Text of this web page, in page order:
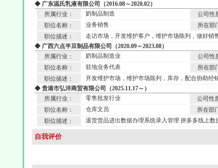
◆ 广东温氏乳液有限公司（2016.08～2020.02）
所属行业：
奶制品制造
公司性
职位名称：
业务销售
所在部
职位描述：
走访市场，开发维护客户，维护市场陈列，做好销
◆ 广西六点半豆制品有限公司（2020.09～2023.08）
所属行业：
奶制品制造业
公司性
职位名称：
驻地业务代表
所在部
职位描述：
开发维护市场，维护市场陈列，库存，配合协助经
◆ 贵港市弘洋商贸有限公司（2025.11.17～）
所属行业：
零售批发行业
公司性
职位名称：
仓库文员
所在部
职位描述：
退货货品进出数据办理系统录入管理 拼多多线上
自我评价